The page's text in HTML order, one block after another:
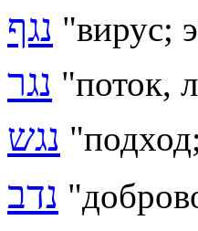
נגף "вирус;
נגר "поток,
נגש "подход;
נדב